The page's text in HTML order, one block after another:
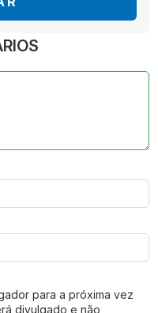
para a próxima vez
divulgado e não